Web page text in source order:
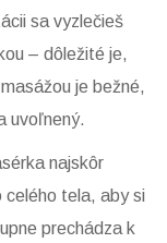
sa vyzlečieš
– dôležité je,
je bežné,
uvoľnený.
najskôr
celého tela, aby si
prechádza k